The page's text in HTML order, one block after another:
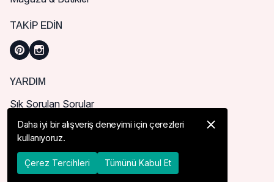
TAKIP EDIN
YARDIM
Sık Sorulan Sorular
Nasıl Sipariş Verebilirim?
Kargo ve Teslimat
İade, İptal ve Değişim
Daha iyi bir alışveriş deneyimi için çerezleri
kullanıyoruz.
Çerez Tercihleri Tümünü Kabul Et